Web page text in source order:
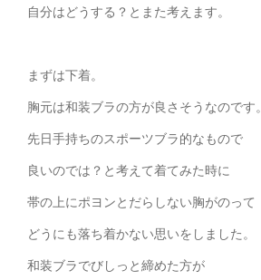
自分はどうする？とまた考えます。
まずは下着。
胸元は和装ブラの方が良さそうなのです。
先日手持ちのスポーツブラ的なもので
良いのでは？と考えて着てみた時に
帯の上にポヨンとだらしない胸がのって
どうにも落ち着かない思いをしました。
和装ブラでびしっと締めた方が